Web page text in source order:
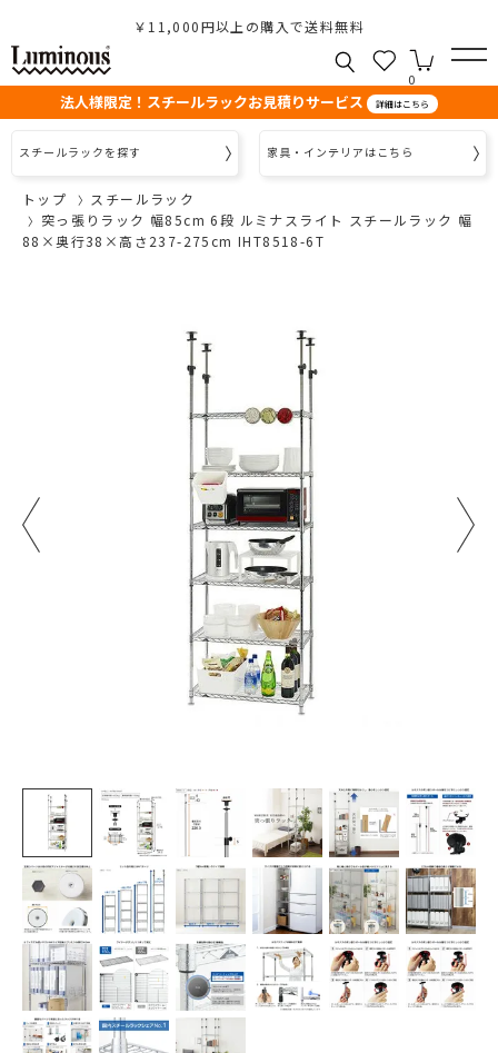
￥11,000円以上の購入で送料無料
0
法人様限定！スチールラックお見積りサービス 詳細はこちら
スチールラックを探す 家具・インテリアはこちら
トップ
スチールラック
突っ張りラック 幅85cm 6段 ルミナスライト スチールラック 幅
88×奥行38×高さ237-275cm IHT8518-6T